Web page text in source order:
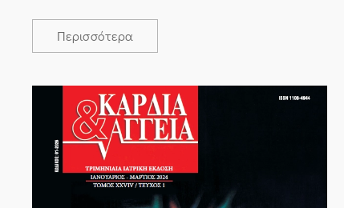
Περισσότερα